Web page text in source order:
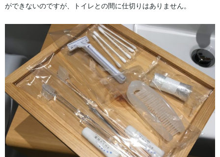
ができないのですが、トイレとの間に仕切りはありません。